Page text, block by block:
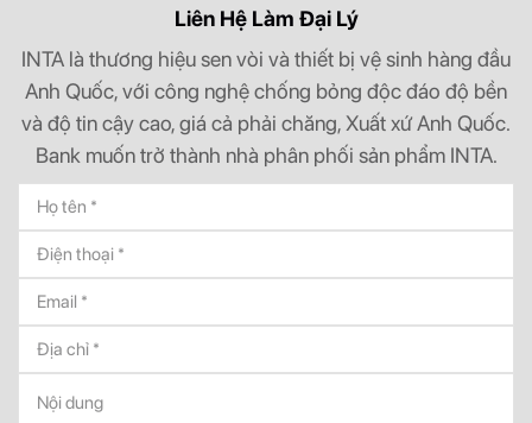
Liên Hệ Làm Đại Lý
INTA là thương hiệu sen vòi và thiết bị vệ sinh hàng đầu
Anh Quốc, với công nghệ chống bỏng độc đáo độ bền
và độ tin cậy cao, giá cả phải chăng, Xuất xứ Anh Quốc.
Bank muốn trở thành nhà phân phối sản phẩm INTA.